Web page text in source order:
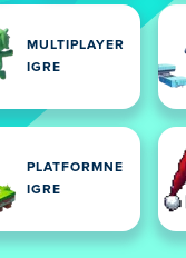
MULTIPLAYER
IGRE
PLATFORMNE
IGRE